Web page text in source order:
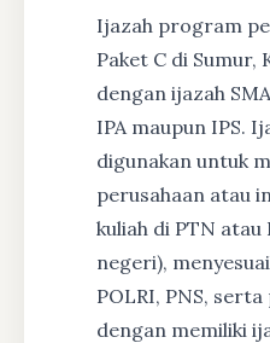
Ijazah program
Paket C di Sumur,
dengan ijazah
IPA maupun IPS.
digunakan untuk
perusahaan atau
kuliah di PTN atau
negeri),
POLRI, PNS,
dengan memiliki